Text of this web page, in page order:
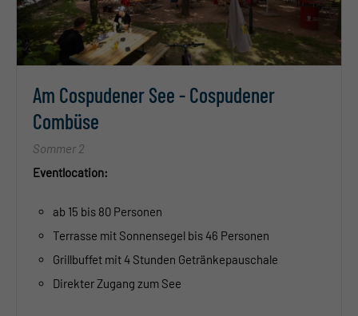
Am Cospudener See - Cospudener
Combüse
Sommer 2
Eventlocation:
ab 15 bis 80 Personen
Terrasse mit Sonnensegel bis 46 Personen
Grillbuffet mit 4 Stunden Getränkepauschale
Direkter Zugang zum See